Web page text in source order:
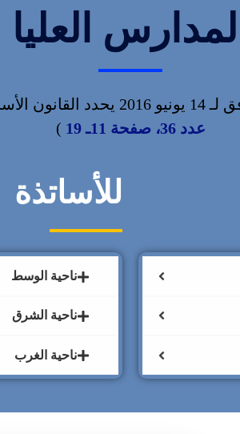
المدارس العليا
عدد 36، صفحة 11ـ 19
)
للأساتذة
ناحية الوسط
ناحية الشرق
ناحية الغرب